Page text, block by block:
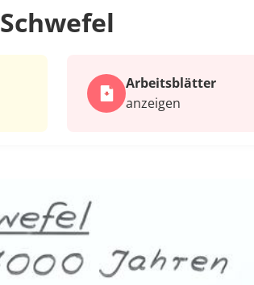
Schwefel
Arbeits­blätter
anzeigen